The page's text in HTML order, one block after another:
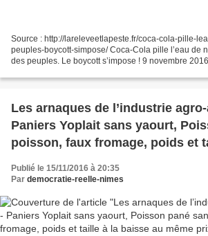
Source : http://lareleveetlapeste.fr/coca-cola-pille-
peuples-boycott-simpose/ Coca-Cola pille l’eau de
des peuples. Le boycott s’impose ! 9 novembre
Les arnaques de l’industrie
Paniers Yoplait sans yaourt,
poisson, faux fromage, poids et
au même prix etc...
Publié le 15/11/2016 à 20:35
Par democratie-reelle-nimes